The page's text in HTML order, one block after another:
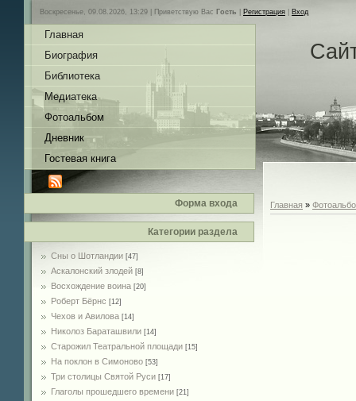
Воскресенье, 09.08.2026, 13:29 | Приветствую Вас Гость Регистрация Вход
Главная
Биография
Библиотека
Медиатека
Фотоальбом
Дневник
Гостевая книга
Форма входа
Категории раздела
Сны о Шотландии [47]
Аскалонский злодей [8]
Восхождение воина [20]
Роберт Бёрнс [12]
Чехов и Авилова [14]
Николоз Бараташвили [14]
Cтарожил Театральной площади [15]
На поклон в Симоново [53]
Три столицы Святой Руси [17]
Глаголы прошедшего времени [21]
Главная »